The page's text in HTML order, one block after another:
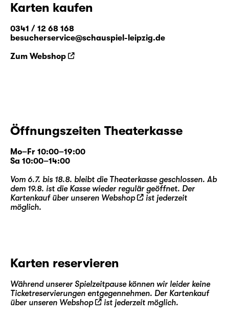
Karten kaufen
0341 / 12 68 168
besucherservice@schauspiel-leipzig.de
Zum Webshop
Öffnungszeiten Theaterkasse
Mo–Fr 10:00–19:00
Sa 10:00–14:00
Vom 6.7. bis 18.8. bleibt die Theaterkasse geschlossen. Ab
dem 19.8. ist die Kasse wieder regulär geöffnet. Der
Kartenkauf über unseren Webshop
ist jederzeit
möglich.
Karten reservieren
Während unserer Spielzeitpause können wir leider keine
Ticketreservierungen entgegennehmen. Der Kartenkauf
über unseren Webshop ist jederzeit möglich.